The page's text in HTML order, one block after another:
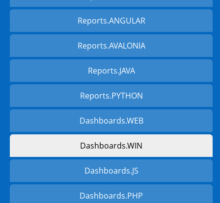
Reports.ANGULAR
Reports.AVALONIA
Reports.JAVA
Reports.PYTHON
Dashboards.WEB
Dashboards.WIN
Dashboards.JS
Dashboards.PHP